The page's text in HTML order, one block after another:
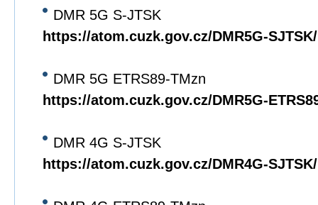
DMR 5G S-JTSK
https://atom.cuzk.gov.cz/DMR5G-
DMR 5G ETRS89-TMzn
https://atom.cuzk.gov.cz/DMR5G-
DMR 4G S-JTSK
https://atom.cuzk.gov.cz/DMR4G-